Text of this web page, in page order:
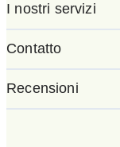
I nostri servizi
Contatto
Recensioni